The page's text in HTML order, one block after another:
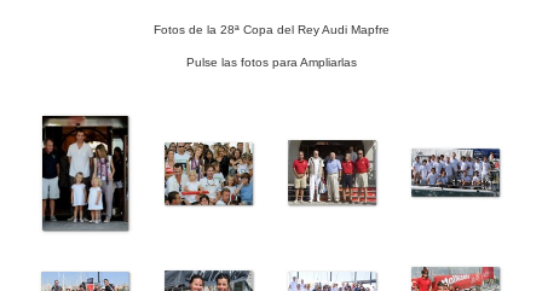
Fotos de la 28ª Copa del Rey Audi Mapfre
Pulse las fotos para Ampliarlas